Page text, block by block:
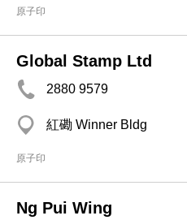
原子印
Global Stamp Ltd
2880 9579
紅磡 Winner Bldg
原子印
Ng Pui Wing